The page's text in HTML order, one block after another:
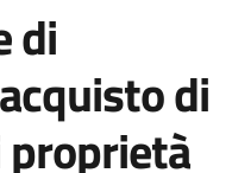
di
di